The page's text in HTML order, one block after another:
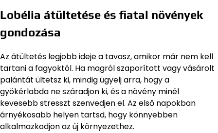
Lobélia átültetése és fiatal növények
gondozása
Az átültetés legjobb ideje a tavasz, amikor már nem kell
tartani a fagyoktól. Ha magról szaporított vagy vásárolt
palántát ültetsz ki, mindig ügyelj arra, hogy a
gyökérlabda ne száradjon ki, és a növény minél
kevesebb stresszt szenvedjen el. Az első napokban
árnyékosabb helyen tartsd, hogy könnyebben
alkalmazkodjon az új környezethez.